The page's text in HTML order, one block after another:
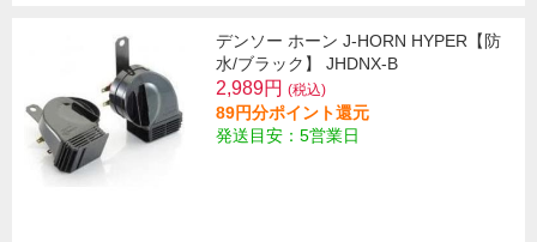
デンソー ホーン J-HORN HYPER【防
水/ブラック】 JHDNX-B
2,989円 (税込)
89円分ポイント還元
発送目安：5営業日